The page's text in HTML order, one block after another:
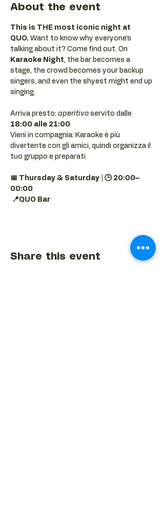
About the event
This is THE most iconic night at
QUO. Want to know why everyone’s
talking about it? Come find out. On
Karaoke Night, the bar becomes a
stage, the crowd becomes your backup
singers, and even the shyest might end up
singing.
Arriva presto: aperitivo servito dalle
18:00 alle 21:00
Vieni in compagnia: Karaoke è più
divertente con gli amici, quindi organizza il
tuo gruppo e preparati
📅 Thursday & Saturday | 🕒 20:00–
00:00
📍QUO Bar
Share this event